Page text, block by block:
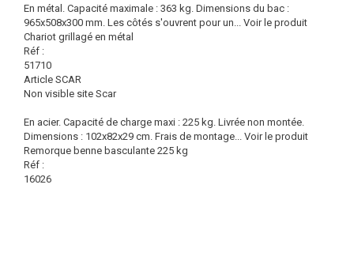
En métal. Capacité maximale : 363 kg. Dimensions du bac :
965x508x300 mm. Les côtés s'ouvrent pour un... Voir le produit
Chariot grillagé en métal
Réf :
51710
Article SCAR
Non visible site Scar
En acier. Capacité de charge maxi : 225 kg. Livrée non montée.
Dimensions : 102x82x29 cm. Frais de montage... Voir le produit
Remorque benne basculante 225 kg
Réf :
16026